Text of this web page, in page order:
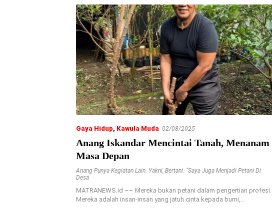
Gaya Hidup, Kawula Muda 02/08/2025
Anang Iskandar Mencintai Tanah, Menanam
Masa Depan
Anang Punya Kegiatan Lain. Yakni, Bertani. ”Saya Juga Menjadi Petani Di
Desa
MATRANEWS.id –– Mereka bukan petani dalam pengertian profesi.
Mereka adalah insan-insan yang jatuh cinta kepada bumi,…